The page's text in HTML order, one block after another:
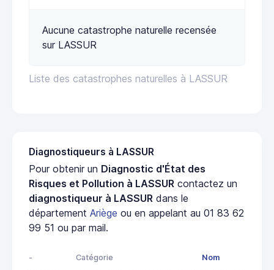
Liste des catastrophes naturelles à LASSUR
Aucune catastrophe naturelle recensée
sur LASSUR
Diagnostiqueurs à LASSUR
Pour obtenir un Diagnostic d'État des
Risques et Pollution à LASSUR contactez un
diagnostiqueur à LASSUR dans le
département Ariège ou en appelant au 01 83 62
99 51 ou par mail.
- Catégorie Nom